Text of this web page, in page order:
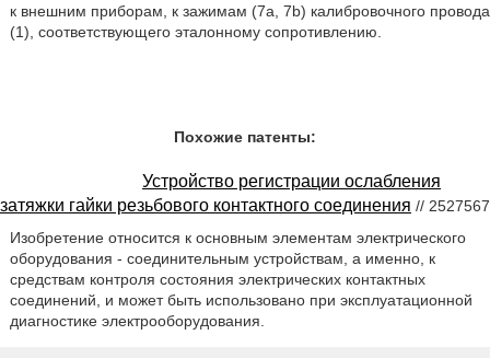
к внешним приборам, к зажимам (7а, 7b) калибровочного провода
(1), соответствующего эталонному сопротивлению.
Похожие патенты:
Устройство регистрации ослабления
затяжки гайки резьбового контактного соединения // 2527567
Изобретение относится к основным элементам электрического
оборудования - соединительным устройствам, а именно, к
средствам контроля состояния электрических контактных
соединений, и может быть использовано при эксплуатационной
диагностике электрооборудования.